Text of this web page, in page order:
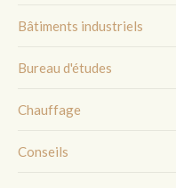
Bâtiments industriels
Bureau d'études
Chauffage
Conseils